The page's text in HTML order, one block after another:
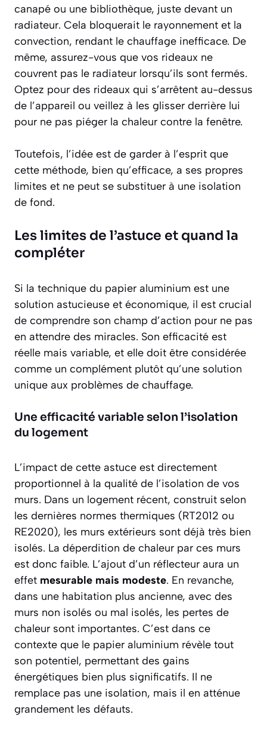
canapé ou une bibliothèque, juste devant un
radiateur. Cela bloquerait le rayonnement et la
convection, rendant le chauffage inefficace. De
même, assurez-vous que vos rideaux ne
couvrent pas le radiateur lorsqu’ils sont fermés.
Optez pour des rideaux qui s’arrêtent au-dessus
de l’appareil ou veillez à les glisser derrière lui
pour ne pas piéger la chaleur contre la fenêtre.
Toutefois, l’idée est de garder à l’esprit que
cette méthode, bien qu’efficace, a ses propres
limites et ne peut se substituer à une isolation
de fond.
Les limites de l’astuce et quand la
compléter
Si la technique du papier aluminium est une
solution astucieuse et économique, il est crucial
de comprendre son champ d’action pour ne pas
en attendre des miracles. Son efficacité est
réelle mais variable, et elle doit être considérée
comme un complément plutôt qu’une solution
unique aux problèmes de chauffage.
Une efficacité variable selon l’isolation
du logement
L’impact de cette astuce est directement
proportionnel à la qualité de l’isolation de vos
murs. Dans un logement récent, construit selon
les dernières normes thermiques (RT2012 ou
RE2020), les murs extérieurs sont déjà très bien
isolés. La déperdition de chaleur par ces murs
est donc faible. L’ajout d’un réflecteur aura un
effet mesurable mais modeste. En revanche,
dans une habitation plus ancienne, avec des
murs non isolés ou mal isolés, les pertes de
chaleur sont importantes. C’est dans ce
contexte que le papier aluminium révèle tout
son potentiel, permettant des gains
énergétiques bien plus significatifs. Il ne
remplace pas une isolation, mais il en atténue
grandement les défauts.